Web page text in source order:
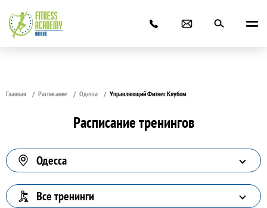
Главная Расписание Одесса Управляющий Фитнес Клубом
Расписание тренингов
Одесса
Все тренинги